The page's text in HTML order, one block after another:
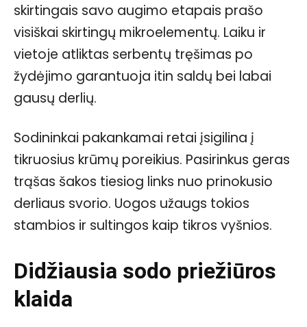
skirtingais savo augimo etapais prašo
visiškai skirtingų mikroelementų. Laiku ir
vietoje atliktas serbentų tręšimas po
žydėjimo garantuoja itin saldų bei labai
gausų derlių.
Sodininkai pakankamai retai įsigilina į
tikruosius krūmų poreikius. Pasirinkus geras
trąšas šakos tiesiog links nuo prinokusio
derliaus svorio. Uogos užaugs tokios
stambios ir sultingos kaip tikros vyšnios.
Didžiausia sodo priežiūros
klaida